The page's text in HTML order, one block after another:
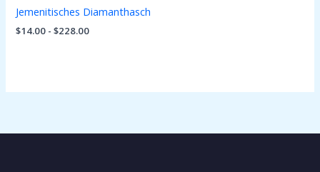
Jemenitisches Diamanthasch
$14.00 - $228.00